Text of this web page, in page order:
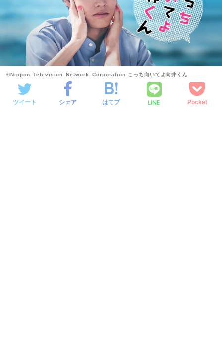
©Nippon Television Network Corporation こっち向いてよ向井くん
ツイート シェア はてブ LINE Pocket